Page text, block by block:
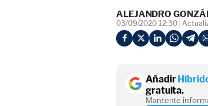
ALEJANDRO
03/09/2020 12:30
Añadir
gratuita.
Mantente